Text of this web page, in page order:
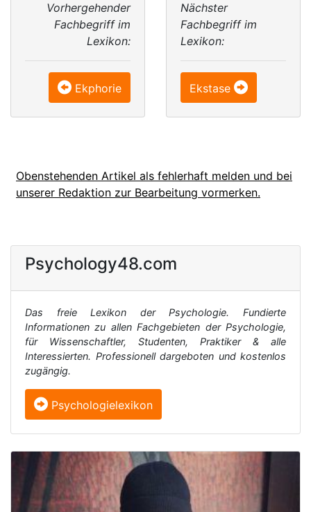
Vorhergehender
Fachbegriff im
Lexikon:
Ekphorie
Nächster
Fachbegriff im
Lexikon:
Ekstase
Obenstehenden Artikel als fehlerhaft melden und bei
unserer Redaktion zur Bearbeitung vormerken.
Psychology48.com
Das freie Lexikon der Psychologie. Fundierte
Informationen zu allen Fachgebieten der Psychologie,
für Wissenschaftler, Studenten, Praktiker & alle
Interessierten. Professionell dargeboten und kostenlos
zugängig.
Psychologielexikon